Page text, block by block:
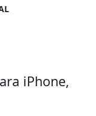
iPhone,